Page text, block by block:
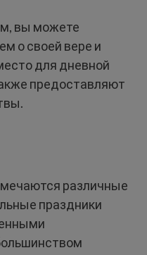
вы можете
о своей вере и
для дневной
предоставляют
различные
праздники